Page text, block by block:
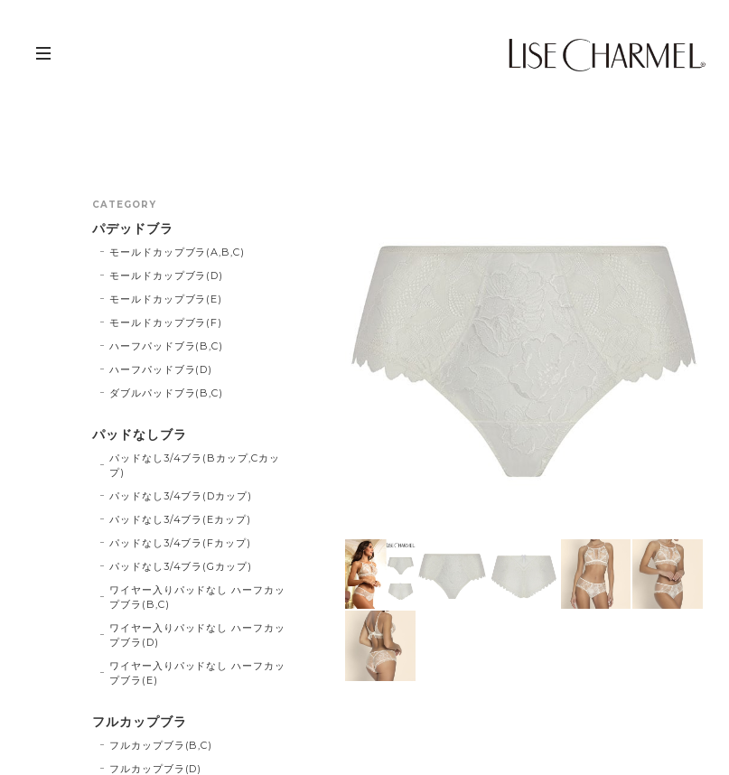
CATEGORY
パデッドブラ
モールドカップブラ(A,B,C)
モールドカップブラ(D)
モールドカップブラ(E)
モールドカップブラ(F)
ハーフパッドブラ(B,C)
ハーフパッドブラ(D)
ダブルパッドブラ(B,C)
パッドなしブラ
パッドなし3/4ブラ(Bカップ,Cカッ
プ)
パッドなし3/4ブラ(Dカップ)
パッドなし3/4ブラ(Eカップ)
パッドなし3/4ブラ(Fカップ)
パッドなし3/4ブラ(Gカップ)
ワイヤー入りパッドなし ハーフカッ
プブラ(B,C)
ワイヤー入りパッドなし ハーフカッ
プブラ(D)
ワイヤー入りパッドなし ハーフカッ
プブラ(E)
フルカップブラ
フルカップブラ(B,C)
フルカップブラ(D)